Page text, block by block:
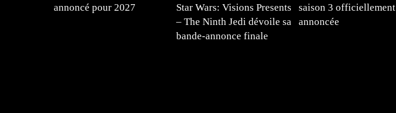
annoncé pour 2027
Star Wars: Visions Presents
– The Ninth Jedi dévoile sa
bande-annonce finale
saison 3 officiellement
annoncée